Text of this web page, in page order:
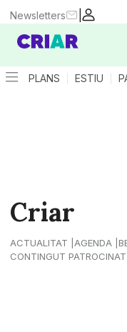
|
Newsletters
PLANS ESTIU
Criar
ACTUALITAT AGENDA
CONTINGUT PATROCINAT